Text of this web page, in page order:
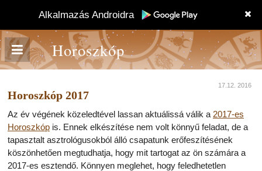
Alkalmazás Androidra
Horoszkóp
17.12. 2016
Horoszkóp 2017
Az év végének közeledtével lassan aktuálissá válik a 2017-es
Horoszkóp is. Ennek elkészítése nem volt könnyű feladat, de a
tapasztalt asztrológusokból álló csapatunk erőfeszítésének
köszönhetően megtudhatja, hogy mit tartogat az ön számára a
2017-es esztendő. Könnyen meglehet, hogy feledhetetlen